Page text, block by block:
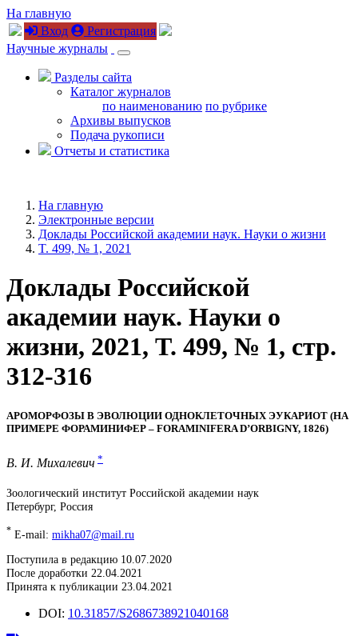
На главную
Вход
Регистрация
Научные журналы
Разделы сайта
Каталог журналов
по наименованию по рубрике
Архивы выпусков
Подача рукописи
Отчеты и статистика
На главную
Электронные версии
Доклады Российской академии наук. Науки о жизни
T. 499, № 1, 2021
Доклады Российской
академии наук. Науки о
жизни, 2021, T. 499, № 1, стр.
312-316
АРОМОРФОЗЫ В ЭВОЛЮЦИИ ОДНОКЛЕТОЧНЫХ ЭУКАРИОТ (НА
ПРИМЕРЕ ФОРАМИНИФЕР – FORAMINIFERA D’ORBIGNY, 1826)
В. И. Михалевич *
Зоологический институт Российской академии наук
Петербург, Россия
* E-mail: mikha07@mail.ru
Поступила в редакцию 10.07.2020
После доработки 22.04.2021
Принята к публикации 23.04.2021
DOI: 10.31857/S2686738921040168